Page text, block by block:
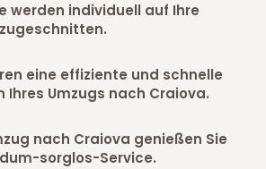
werden individuell auf Ihre
eine effiziente und schnelle
Ihres Umzugs nach Craiova.
nach Craiova genießen Sie
sorglos-Service.